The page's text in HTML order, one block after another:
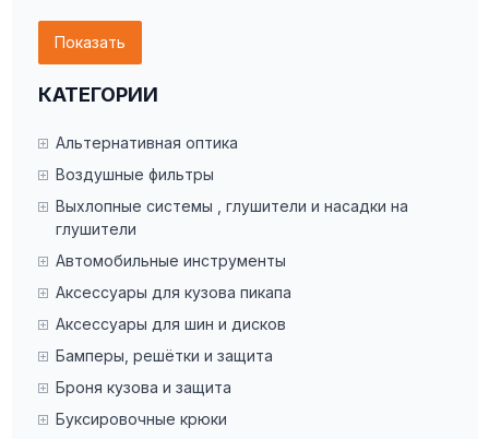
Показать
КАТЕГОРИИ
Альтернативная оптика
Воздушные фильтры
Выхлопные системы , глушители и насадки на
глушители
Автомобильные инструменты
Аксессуары для кузова пикапа
Аксессуары для шин и дисков
Бамперы, решётки и защита
Броня кузова и защита
Буксировочные крюки